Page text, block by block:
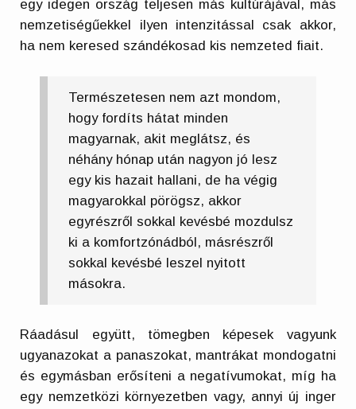
egy idegen ország teljesen más kultúrájával, más
nemzetiségűekkel ilyen intenzitással csak akkor,
ha nem keresed szándékosad kis nemzeted fiait.
Természetesen nem azt mondom,
hogy fordíts hátat minden
magyarnak, akit meglátsz, és
néhány hónap után nagyon jó lesz
egy kis hazait hallani, de ha végig
magyarokkal pörögsz, akkor
egyrészről sokkal kevésbé mozdulsz
ki a komfortzónádból, másrészről
sokkal kevésbé leszel nyitott
másokra.
Ráadásul együtt, tömegben képesek vagyunk
ugyanazokat a panaszokat, mantrákat mondogatni
és egymásban erősíteni a negatívumokat, míg ha
egy nemzetközi környezetben vagy, annyi új inger